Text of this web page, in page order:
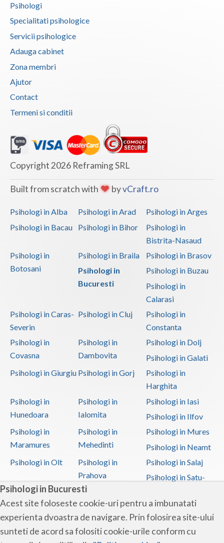
Psihologi in Bucuresti
Acest site foloseste cookie-uri pentru a imbunatati
experienta dvoastra de navigare. Prin folosirea site-ului
sunteti de acord sa folositi cookie-urile conform cu
Psihologi
Specialitati psihologice
Servicii psihologice
Adauga cabinet
Zona membri
Ajutor
Contact
Termeni si conditii
Copyright 2026 Reframing SRL
Built from scratch with byvCraft.ro
Psihologi in Alba Psihologi in Arad
Psihologi in Arges
Psihologi in Bacau
Psihologi in Bihor
Psihologi in
Bistrita-Nasaud
Psihologi in
Botosani
Psihologi in Braila
Psihologi in Brasov
Psihologi in
Bucuresti
Psihologi in Buzau
Psihologi in
Calarasi
Psihologi in Caras-
Severin
Psihologi in Cluj
Psihologi in
Constanta
Psihologi in
Covasna
Psihologi in
Dambovita
Psihologi in Dolj
Psihologi in Galati
Psihologi in Giurgiu Psihologi in Gorj
Psihologi in
Harghita
Psihologi in
Hunedoara
Psihologi in
Ialomita
Psihologi in Iasi
Psihologi in Ilfov
Psihologi in
Maramures
Psihologi in
Mehedinti
Psihologi in Mures
Psihologi in Neamt
Psihologi in Olt
Psihologi in
Prahova
Psihologi in Salaj
Psihologi in Satu-
Psihologi in Sibiu
Psihologi in
Suceava
Psihologi in
Teleorman
Psihologi in Timis
Psihologi in Tulcea Psihologi in Valcea